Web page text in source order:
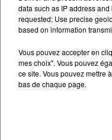
data such as IP address
requested; Use precise
based on information
Vous pouvez accepter en
mes choix". Vous pouvez
ce site. Vous pouvez mettre
bas de chaque page.